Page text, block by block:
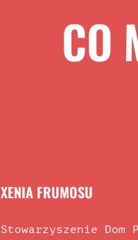
CO
XENIA FRUMOSU
Stowarzyszenie